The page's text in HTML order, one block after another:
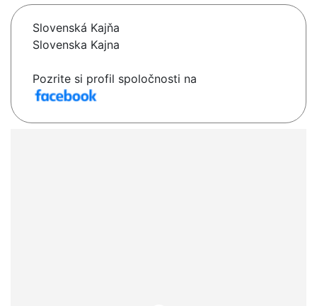
Slovenská Kajňa
Slovenska Kajna
Pozrite si profil spoločnosti na